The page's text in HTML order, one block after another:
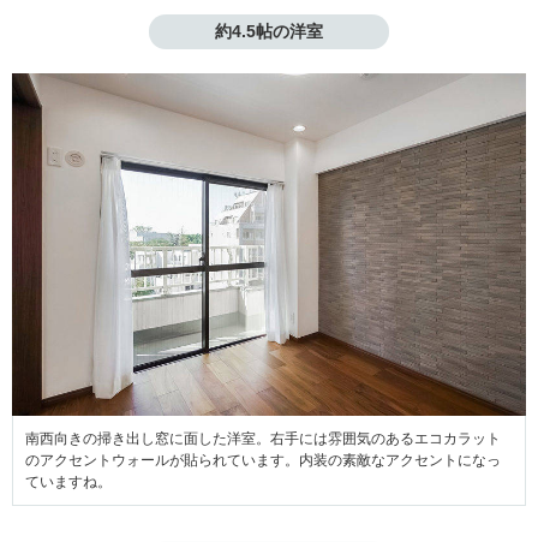
約4.5帖の洋室
南西向きの掃き出し窓に面した洋室。右手には雰囲気のあるエコカラット
のアクセントウォールが貼られています。内装の素敵なアクセントになっ
ていますね。